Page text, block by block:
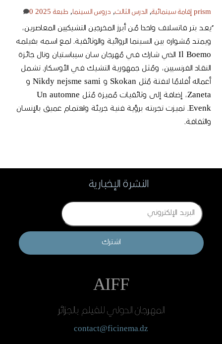
prism إقامة سينمائية, الدرس الثالث, دروس السينما, طبعة 2025 0
ُيعـد بتـر فاتسلاف واحدا مُـن أبـرز المخرجين التشـيكيين المعاصريـن،
ويمتـد مُشـواره بيـن السـينما الروائيـة والوثائقيـة. لمـع اسـمه بفيلمـه
Il Boemo الذي شـارك فـي مُهرجان سـان سيباسـتيان ونال جائـزة
النقـاد الفرنسـيين، ومُثـل جمهوريـة التشـيك فـي الأوسـكار. تشـمل
أعماله أفلامُا لافتـة مُثل Skokan و Nikdy nejsme sami و
Zaneta، إضافـة إلى وثائقيـات مُميـزة مُثـل Un automne
Evenk. تميـزت تجربتـه برؤيـة فنيـة جريئـة واهتمـام عميق بالإنسـان
والثقافـة.
النشرة الإخبارية
Email
اشترك
AIFF
المهرجان الدولي للفيلم بالجزائر
contact@ficinema.dz